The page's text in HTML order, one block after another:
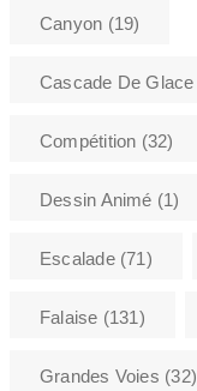
Canyon (19)
Cascade De Glace
Compétition (32)
Dessin Animé (1)
Escalade(71)
Falaise (131)
Grandes Voies (32)